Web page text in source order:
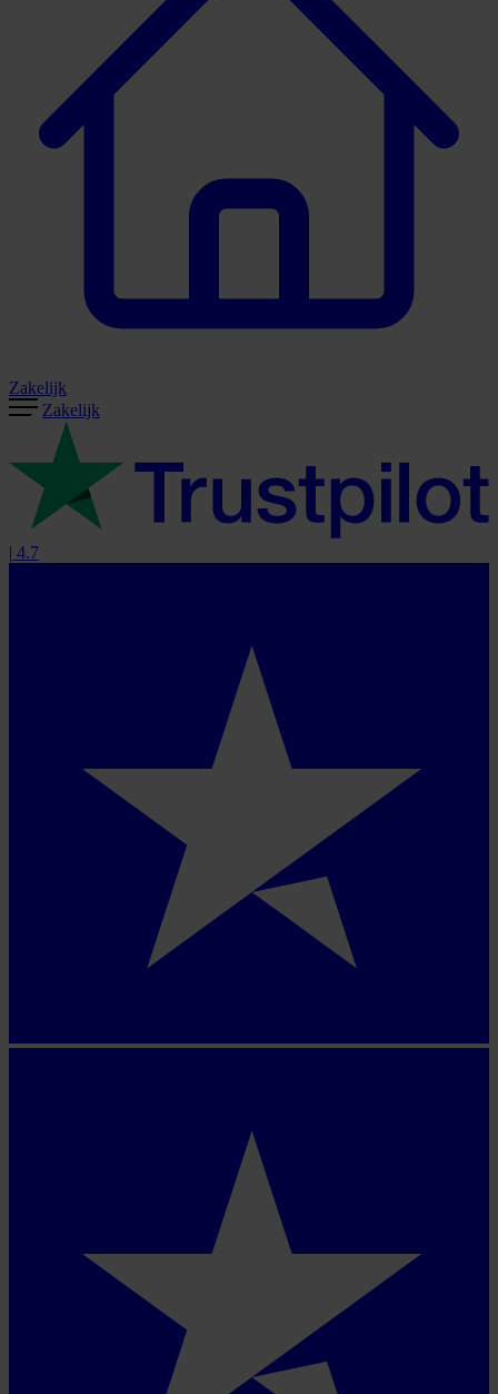
Zakelijk
Zakelijk
| 4.7